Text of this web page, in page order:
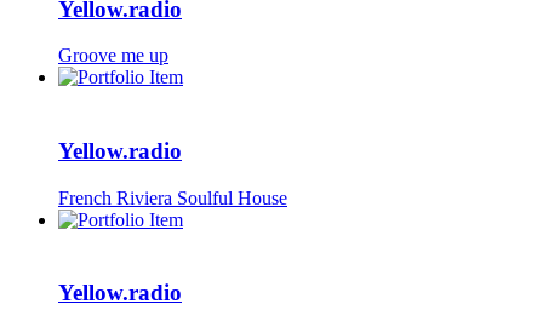
Yellow.radio
Groove me up
Yellow.radio
French Riviera Soulful House
Yellow.radio